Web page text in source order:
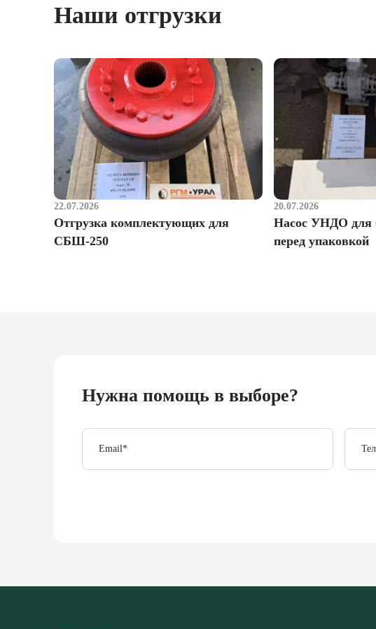
Наши отгрузки
22.07.2026
Отгрузка комплектующих для
СБШ-250
20.07.2026
Насос УНДО для
перед упаковкой
Нужна помощь в выборе?
Email*